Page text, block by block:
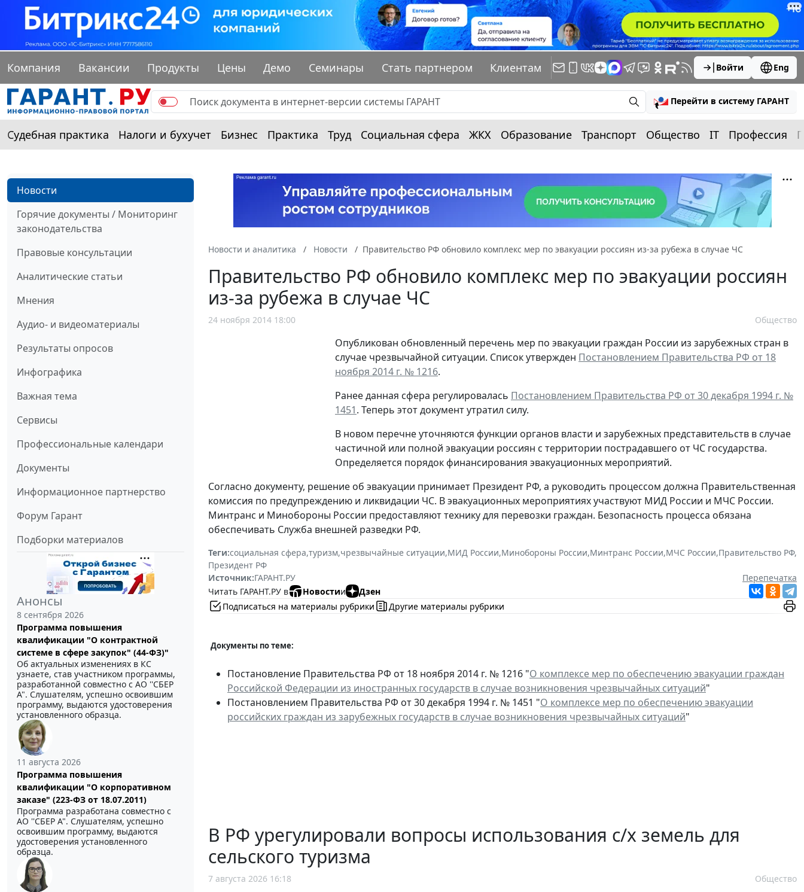
Компания Вакансии Продукты Цены Демо Семинары Стать партнером Клиентам Войти Eng
Перейти в систему ГАРАНТ
Судебная практика Налоги и бухучет Бизнес Практика Труд Социальная сфера ЖКХ Образование Транспорт Общество IT Профессия
Новости
Горячие документы / Мониторинг
законодательства
Правовые консультации
Аналитические статьи
Мнения
Аудио- и видеоматериалы
Результаты опросов
Инфографика
Важная тема
Сервисы
Профессиональные календари
Документы
Информационное партнерство
Форум Гарант
Подборки материалов
Анонсы
8 сентября 2026
Программа повышения
квалификации "О контрактной
системе в сфере закупок" (44-ФЗ)"
Об актуальных изменениях в КС
узнаете, став участником программы,
разработанной совместно с АО ''СБЕР
А". Слушателям, успешно освоившим
программу, выдаются удостоверения
установленного образца.
11 августа 2026
Программа повышения
квалификации "О корпоративном
заказе" (223-ФЗ от 18.07.2011)
Программа разработана совместно с
АО ''СБЕР А". Слушателям, успешно
освоившим программу, выдаются
удостоверения установленного
образца.
Новости и аналитика Новости Правительство РФ обновило комплекс мер по эвакуации россиян из-за рубежа в случае ЧС
Правительство РФ обновило комплекс мер по эвакуации россиян
из-за рубежа в случае ЧС
24 ноября 2014 18:00 Общество
Опубликован обновленный перечень мер по эвакуации граждан России из зарубежных стран в
случае чрезвычайной ситуации. Список утвержден Постановлением Правительства РФ от 18
ноября 2014 г. № 1216.
Ранее данная сфера регулировалась Постановлением Правительства РФ от 30 декабря 1994 г. №
1451. Теперь этот документ утратил силу.
В новом перечне уточняются функции органов власти и зарубежных представительств в случае
частичной или полной эвакуации россиян с территории пострадавшего от ЧС государства.
Определяется порядок финансирования эвакуационных мероприятий.
Согласно документу, решение об эвакуации принимает Президент РФ, а руководить процессом должна Правительственная
комиссия по предупреждению и ликвидации ЧС. В эвакуационных мероприятиях участвуют МИД России и МЧС России.
Минтранс и Минобороны России предоставляют технику для перевозки граждан. Безопасность процесса обязана
обеспечивать Служба внешней разведки РФ.
Теги:социальная сфера,туризм,чрезвычайные ситуации,МИД России,Минобороны России,Минтранс России,МЧС России,Правительство РФ,
Президент РФ
Источник:ГАРАНТ.РУ
Перепечатка
Читать ГАРАНТ.РУ в
Новостии
Дзен
Подписаться на материалы рубрики
Другие материалы рубрики
Документы по теме:
Постановление Правительства РФ от 18 ноября 2014 г. № 1216 "О комплексе мер по обеспечению эвакуации граждан
Российской Федерации из иностранных государств в случае возникновения чрезвычайных ситуаций"
Постановлением Правительства РФ от 30 декабря 1994 г. № 1451 "О комплексе мер по обеспечению эвакуации
российских граждан из зарубежных государств в случае возникновения чрезвычайных ситуаций"
В РФ урегулировали вопросы использования с/х земель для
сельского туризма
7 августа 2026 16:18 Общество